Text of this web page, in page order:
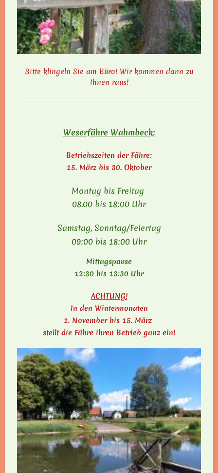
Bitte klingeln Sie am Büro! Wir kommen dann zu
Ihnen raus!
Weserfähre Wahmbeck:
Betriebszeiten der Fähre:
15. März bis 30. Oktober
Montag bis Freitag
08.00 bis 18:00 Uhr
Samstag, Sonntag/Feiertag
09:00 bis 18:00 Uhr
Mittagspause
12:30 bis 13:30 Uhr
ACHTUNG!
In den Wintermonaten
1. November bis 15. März
stellt die Fähre ihren Betrieb ganz ein!